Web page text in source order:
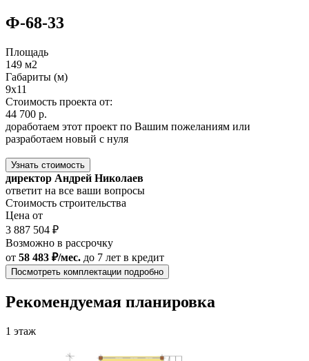
Ф-68-33
Площадь
149 м2
Габариты (м)
9x11
Стоимость проекта от:
44 700 р.
доработаем этот проект по Вашим пожеланиям или
разработаем новый с нуля
Узнать стоимость
директор Андрей Николаев
ответит на все ваши вопросы
Стоимость строительства
Цена от
3 887 504 ₽
Возможно в рассрочку
от 58 483 ₽/мес. до 7 лет в кредит
Посмотреть комплектации подробно
Рекомендуемая планировка
1 этаж